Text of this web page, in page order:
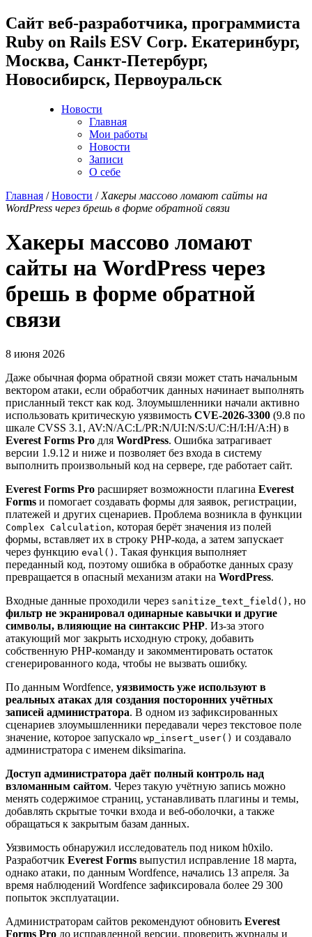
Cайт веб-разработчика, программиста
Ruby on Rails ESV Corp. Екатеринбург,
Москва, Санкт-Петербург,
Новосибирск, Первоуральск
Новости
Главная
Мои работы
Новости
Записи
О себе
Главная /Новости / Хакеры массово ломают сайты на
WordPress через брешь в форме обратной связи
Хакеры массово ломают
сайты на WordPress через
брешь в форме обратной
связи
8 июня 2026
Даже обычная форма обратной связи может стать начальным
вектором атаки, если обработчик данных начинает выполнять
присланный текст как код. Злоумышленники начали активно
использовать критическую уязвимость CVE-2026-3300 (9.8 по
шкале CVSS 3.1, AV:N/AC:L/PR:N/UI:N/S:U/C:H/I:H/A:H) в
Everest Forms Pro для WordPress. Ошибка затрагивает
версии 1.9.12 и ниже и позволяет без входа в систему
выполнить произвольный код на сервере, где работает сайт.
Everest Forms Pro расширяет возможности плагина Everest
Forms и помогает создавать формы для заявок, регистрации,
платежей и других сценариев. Проблема возникла в функции
Complex Calculation, которая берёт значения из полей
формы, вставляет их в строку PHP-кода, а затем запускает
через функцию eval() . Такая функция выполняет
переданный код, поэтому ошибка в обработке данных сразу
превращается в опасный механизм атаки на WordPress.
Входные данные проходили через sanitize_text_field() , но
фильтр не экранировал одинарные кавычки и другие
символы, влияющие на синтаксис PHP. Из-за этого
атакующий мог закрыть исходную строку, добавить
собственную PHP-команду и закомментировать остаток
сгенерированного кода, чтобы не вызвать ошибку.
По данным Wordfence, уязвимость уже используют в
реальных атаках для создания посторонних учётных
записей администратора. В одном из зафиксированных
сценариев злоумышленники передавали через текстовое поле
значение, которое запускало wp_insert_user() и создавало
администратора с именем diksimarina.
Доступ администратора даёт полный контроль над
взломанным сайтом. Через такую учётную запись можно
менять содержимое страниц, устанавливать плагины и темы,
добавлять скрытые точки входа и веб-оболочки, а также
обращаться к закрытым базам данных.
Уязвимость обнаружил исследователь под ником h0xilo.
Разработчик Everest Forms выпустил исправление 18 марта,
однако атаки, по данным Wordfence, начались 13 апреля. За
время наблюдений Wordfence зафиксировала более 29 300
попыток эксплуатации.
Администраторам сайтов рекомендуют обновить Everest
Forms Pro до исправленной версии, проверить журналы и